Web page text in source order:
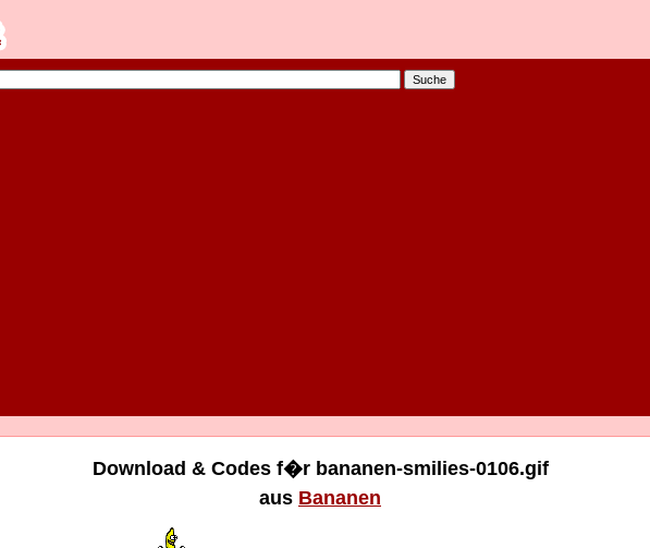
Download & Codes f�r bananen-smilies-0106.gif
aus Bananen